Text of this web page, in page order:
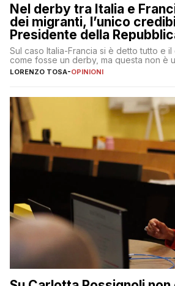
Nel derby tra Italia e
dei migranti, l’unico
Presidente della
Sul caso Italia-Francia si è detto tutto e il
come fosse un derby, ma questa non è
LORENZO TOSA-OPINIONI